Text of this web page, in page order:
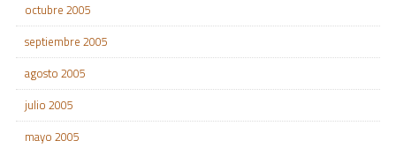
octubre 2005
septiembre 2005
agosto 2005
julio 2005
mayo 2005